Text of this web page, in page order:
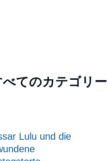
べてのカテゴリー
Lulu und die